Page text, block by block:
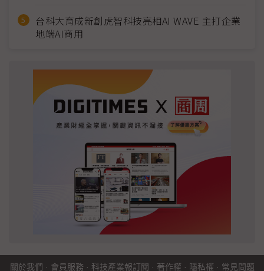
台科大育成新創虎智科技亮相AI WAVE 主打企業
地端AI商用
關於我們 · 會員服務 · 科技產業報訂閱 · 著作權 · 隱私權 · 常見問題